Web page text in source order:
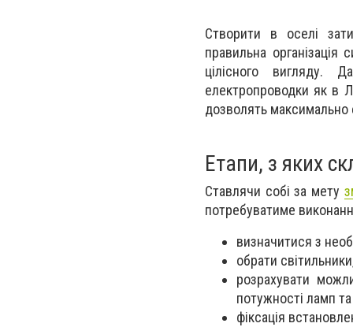
Створити в оселі
правильна
цілісного вигляду.
електропроводки як в
дозволять максимально
Етапи, з яких
Ставлячи собі за мету
потребуватиме
визначитися з
обрати
розрахувати
потужності ламп
фіксація